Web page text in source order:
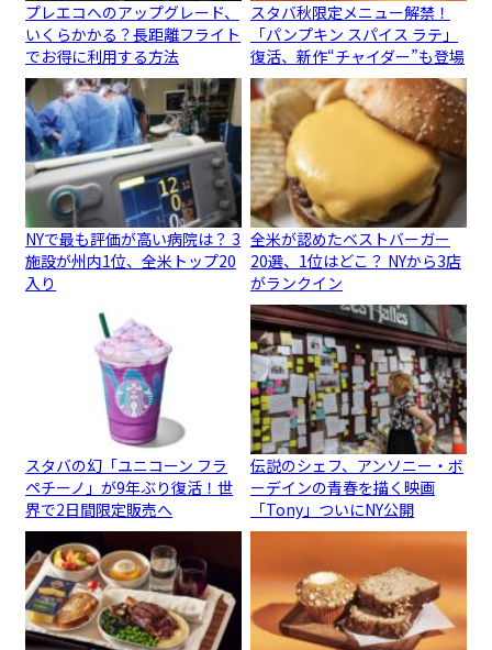
プレエコへのアップグレード、
いくらかかる？長距離フライト
でお得に利用する方法
スタバ秋限定メニュー解禁！
「パンプキン スパイス ラテ」
復活、新作“チャイダー”も登場
NYで最も評価が高い病院は？ 3
施設が州内1位、全米トップ20
入り
全米が認めたベストバーガー
20選、1位はどこ？ NYから3店
がランクイン
スタバの幻「ユニコーン フラ
ペチーノ」が9年ぶり復活！世
界で2日間限定販売へ
伝説のシェフ、アンソニー・ボ
ーデインの青春を描く映画
「Tony」ついにNY公開